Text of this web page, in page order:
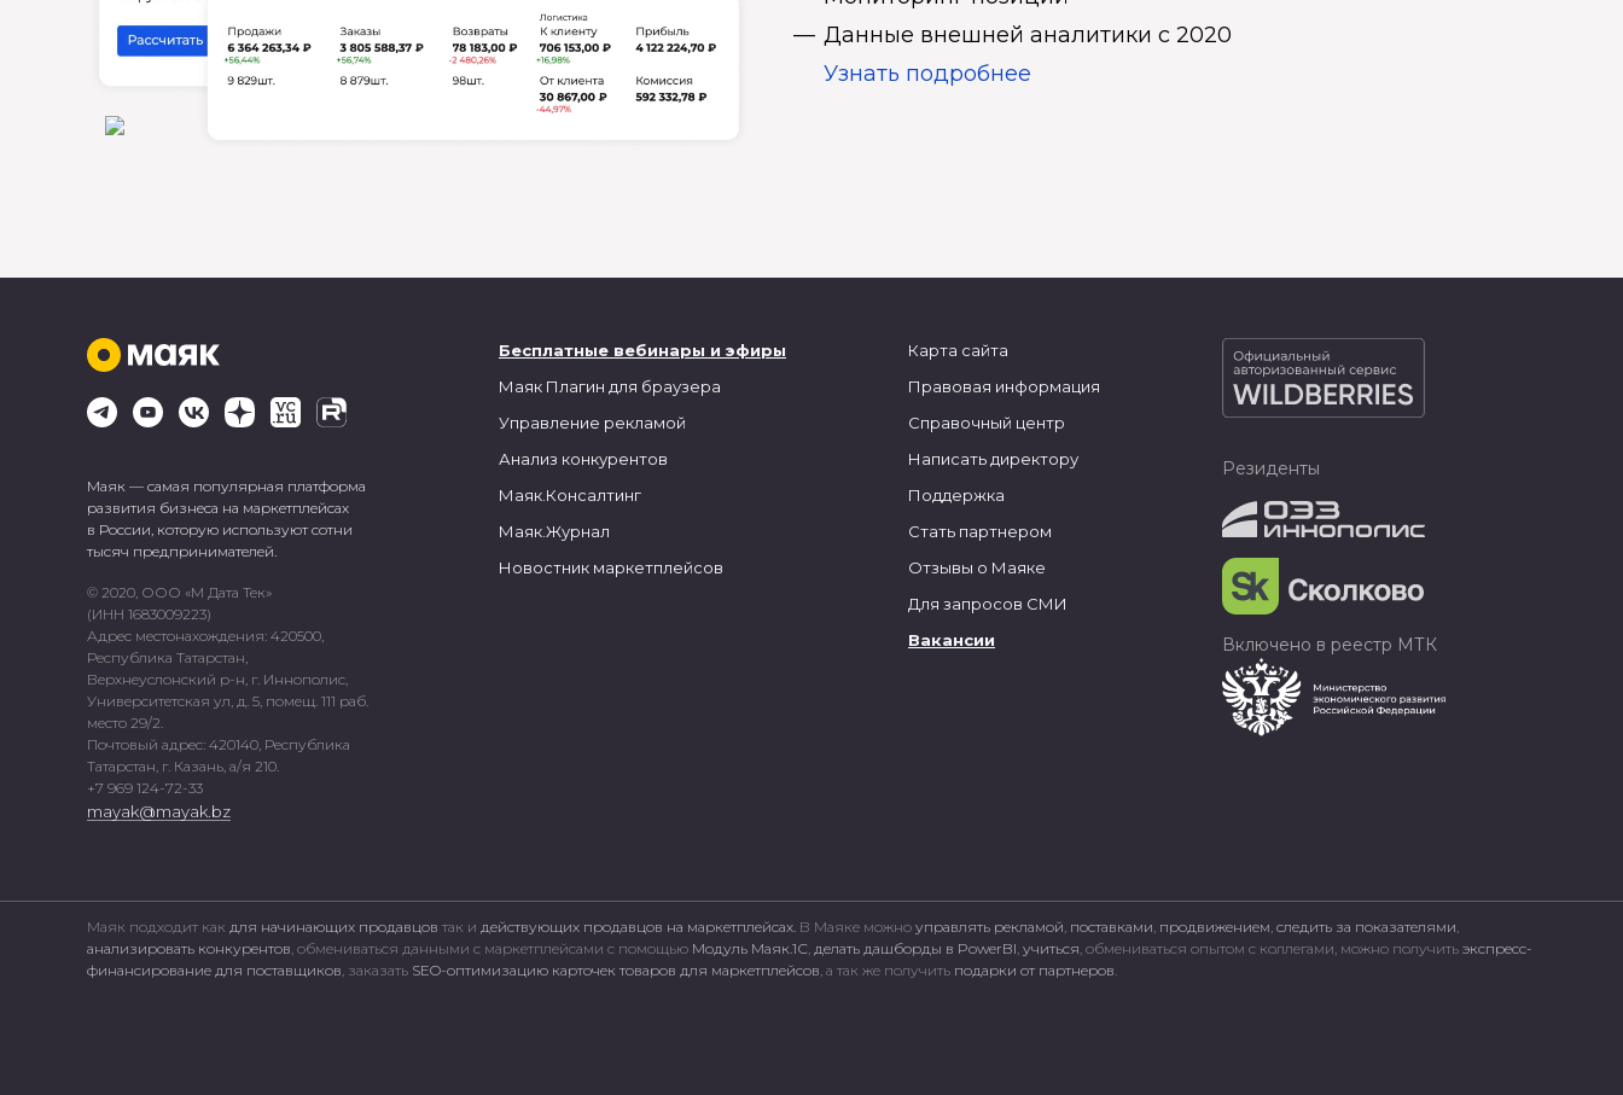
Данные внешней аналитики с 2020
Узнать подробнее
Маяк — самая популярная платформа
развития бизнеса на маркетплейсах
в России, которую используют сотни
тысяч предпринимателей.
© 2020, ООО «М Дата Тек»
(ИНН 1683009223)
Адрес местонахождения: 420500,
Республика Татарстан,
Верхнеуслонский р-н, г. Иннополис,
Университетская ул, д. 5, помещ. 111 раб.
место 29/2.
Почтовый адрес: 420140, Республика
Татарстан, г. Казань, а/я 210.
+7 969 124-72-33
mayak@mayak.bz
Бесплатные вебинары и эфиры
Маяк Плагин для браузера
Управление рекламой
Анализ конкурентов
Маяк.Консалтинг
Маяк.Журнал
Новостник маркетплейсов
Карта сайта
Правовая информация
Справочный центр
Написать директору
Поддержка
Стать партнером
Отзывы о Маяке
Для запросов СМИ
Вакансии
Резиденты
Включено в реестр МТК
Маяк подходит как для начинающих продавцов так и действующих продавцов на маркетплейсах. В Маяке можно управлять рекламой, поставками, продвижением, следить за показателями,
анализировать конкурентов, обмениваться данными с маркетплейсами c помощью Модуль Маяк.1С, делать дашборды в PowerBI, учиться, обмениваться опытом с коллегами, можно получить экспресс-
финансирование для поставщиков, заказать SEO-оптимизацию карточек товаров для маркетплейсов, а так же получить подарки от партнеров.